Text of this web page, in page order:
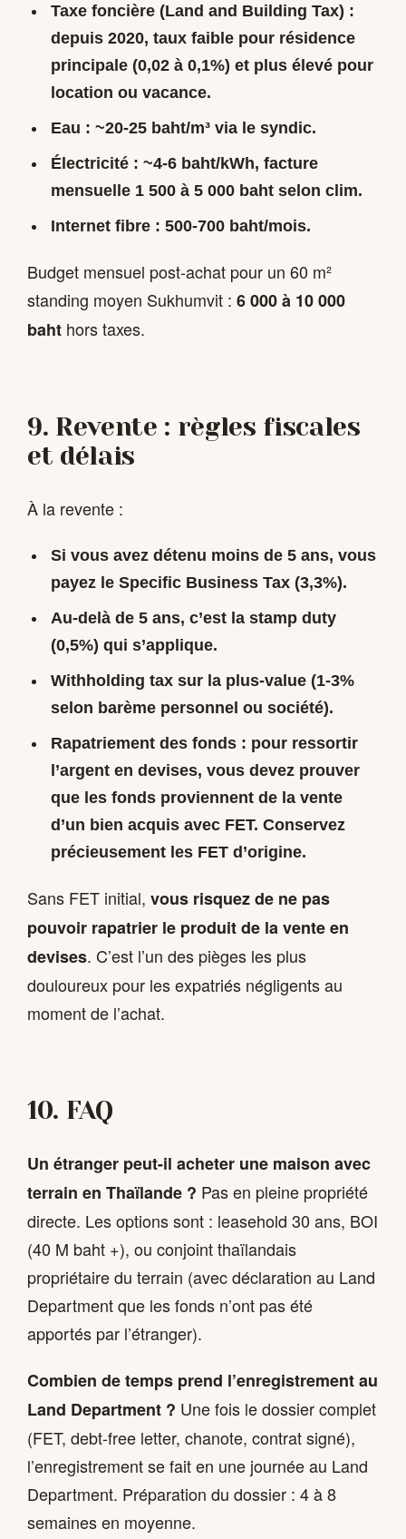
Taxe foncière (Land and Building Tax) :
depuis 2020, taux faible pour résidence
principale (0,02 à 0,1%) et plus élevé pour
location ou vacance.
Eau : ~20-25 baht/m³ via le syndic.
Électricité: ~4-6 baht/kWh, facture
mensuelle 1 500 à 5 000 baht selon clim.
Internet fibre: 500-700 baht/mois.
Budget mensuel post-achat pour un 60 m²
standing moyen Sukhumvit : 6 000 à 10 000
baht hors taxes.
9. Revente : règles fiscales
et délais
À la revente :
Si vous avez détenu moins de 5 ans, vous
payez le Specific Business Tax (3,3%).
Au-delà de 5 ans, c’est la stamp duty
(0,5%) qui s’applique.
Withholding taxsur la plus-value (1-3%
selon barème personnel ou société).
Rapatriement des fonds: pour ressortir
l’argent en devises, vous devez prouver
que les fonds proviennent de la vente
d’un bien acquis avec FET. Conservez
précieusement les FET d’origine.
Sans FET initial, vous risquez de ne pas
pouvoir rapatrier le produit de la vente en
devises. C’est l’un des pièges les plus
douloureux pour les expatriés négligents au
moment de l’achat.
10. FAQ
Un étranger peut-il acheter une maison avec
terrain en Thaïlande ? Pas en pleine propriété
directe. Les options sont : leasehold 30 ans, BOI
(40 M baht +), ou conjoint thaïlandais
propriétaire du terrain (avec déclaration au Land
Department que les fonds n’ont pas été
apportés par l’étranger).
Combien de temps prend l’enregistrement au
Land Department ? Une fois le dossier complet
(FET, debt-free letter, chanote, contrat signé),
l’enregistrement se fait en une journée au Land
Department. Préparation du dossier : 4 à 8
semaines en moyenne.